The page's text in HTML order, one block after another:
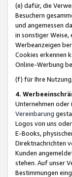
(e) dafür, die
Besuchern
und angemessen
in sonstiger Weise,
Werbeanzeigen
Cookies erkennen
Online-Werbung
(f) für Ihre
4.
Unternehmen
Vereinbarung
Logos von uns
E-Books,
Direktnachrichten
Kunden
stehen. Auf unser
Bestimmungen